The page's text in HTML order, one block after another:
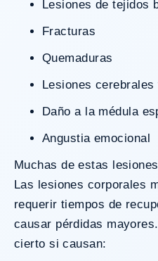
Lesiones de tejidos
Fracturas
Quemaduras
Lesiones
Daño a la médula
Angustia emocional
Muchas de estas
Las lesiones corporales
requerir tiempos de
causar pérdidas
cierto si causan: